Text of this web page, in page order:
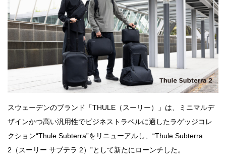
スウェーデンのブランド「THULE（スーリー）」は、ミニマルデ
ザインかつ⾼い汎⽤性でビジネストラベルに適したラゲッジコレ
クション“Thule Subterra”をリニューアルし、“Thule Subterra
2（スーリー サブテラ 2）”として新たにローンチした。